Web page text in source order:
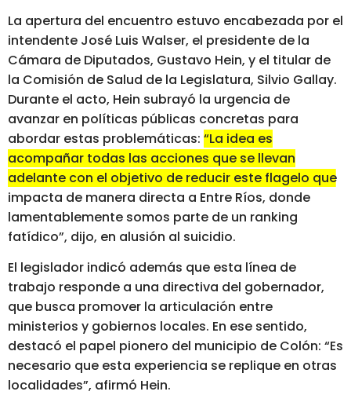
La apertura del encuentro estuvo encabezada por el
intendente José Luis Walser, el presidente de la
Cámara de Diputados, Gustavo Hein, y el titular de
la Comisión de Salud de la Legislatura, Silvio Gallay.
Durante el acto, Hein subrayó la urgencia de
avanzar en políticas públicas concretas para
abordar estas problemáticas: “La idea es
acompañar todas las acciones que se llevan
adelante con el objetivo de reducir este flagelo que
impacta de manera directa a Entre Ríos, donde
lamentablemente somos parte de un ranking
fatídico”, dijo, en alusión al suicidio.
El legislador indicó además que esta línea de
trabajo responde a una directiva del gobernador,
que busca promover la articulación entre
ministerios y gobiernos locales. En ese sentido,
destacó el papel pionero del municipio de Colón: “Es
necesario que esta experiencia se replique en otras
localidades”, afirmó Hein.